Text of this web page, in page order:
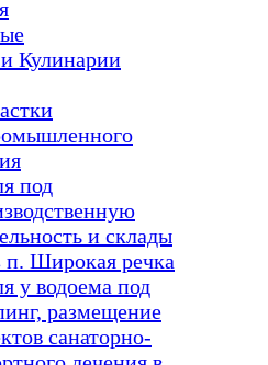
Кулинарии
под
и склады
п. Широкая речка
у водоема под
размещение
санаторно-